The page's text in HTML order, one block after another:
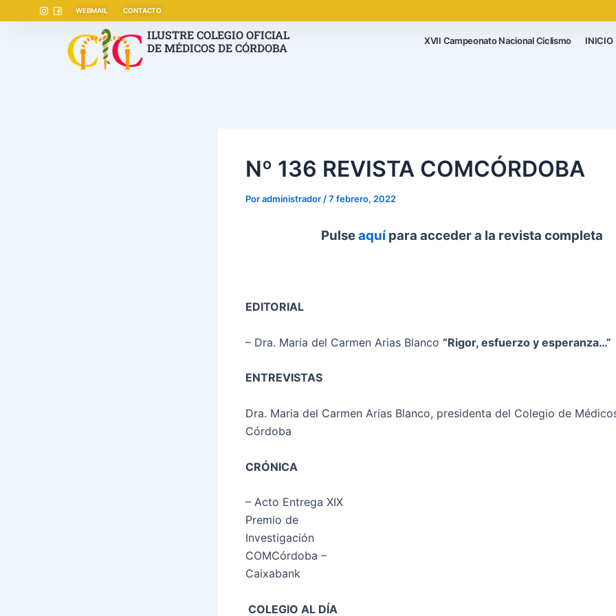
WEBMAIL CONTACTO
ILUSTRE COLEGIO OFICIAL
DE MÉDICOS DE CÓRDOBA
XVII Campeonato Nacional Ciclismo INICIO
Nº 136 REVISTA COMCÓRDOBA
Poradministrador /7 febrero, 2022
Pulseaquípara acceder a la revista completa
EDITORIAL
– Dra. Maria del Carmen Arias Blanco “Rigor, esfuerzo y esperanza…”
ENTREVISTAS
Dra. Maria del Carmen Arias Blanco, presidenta del Colegio de
Córdoba
CRÓNICA
– Acto Entrega XIX
Premio de
Investigación
COMCórdoba –
Caixabank
COLEGIO AL DÍA
entradas